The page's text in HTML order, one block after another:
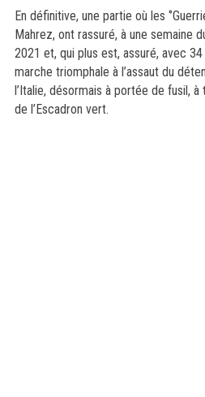
En définitive, une partie où les
Mahrez, ont rassuré, à une semaine
2021 et, qui plus est, assuré, avec
marche triomphale à l’assaut du
l’Italie, désormais à portée de fusil,
de l’Escadron vert.